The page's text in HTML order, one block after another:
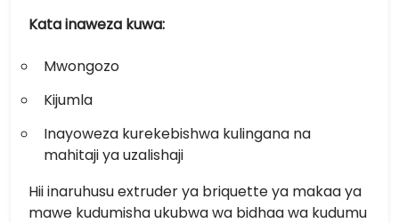
Kata inaweza kuwa:
Mwongozo
Kijumla
Inayoweza kurekebishwa kulingana na
mahitaji ya uzalishaji
Hii inaruhusu extruder ya briquette ya makaa ya
mawe kudumisha ukubwa wa bidhaa wa kudumu